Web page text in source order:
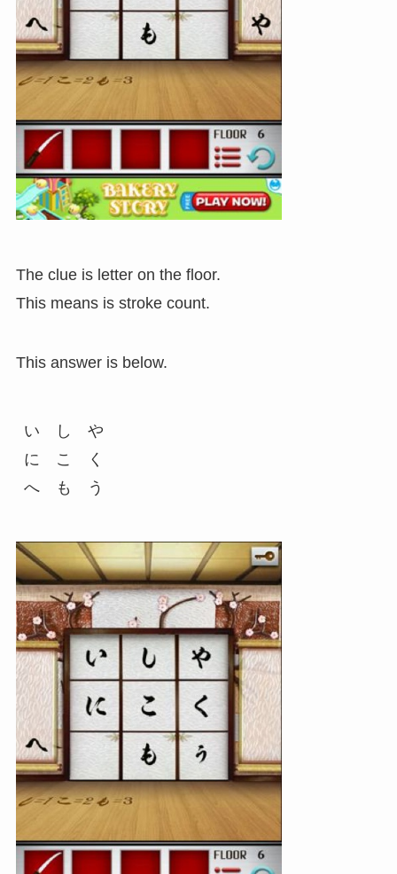
The clue is letter on the floor.
This means is stroke count.
This answer is below.
い　し　や
に　こ　く